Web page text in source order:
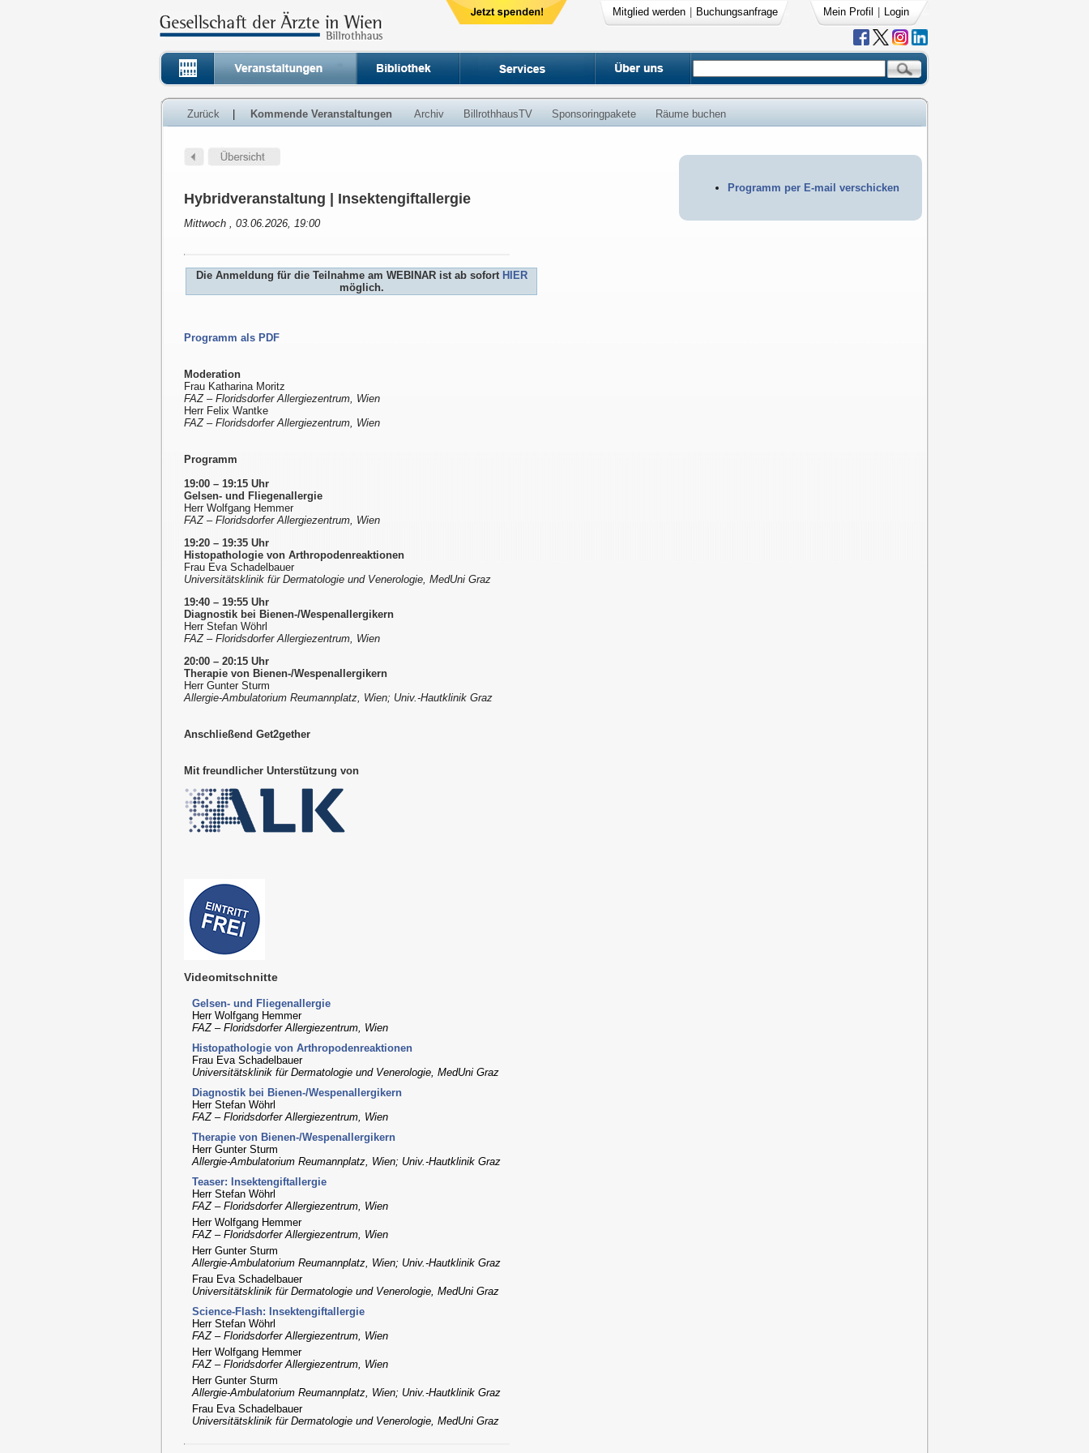
Mitglied werden Buchungsanfrage Mein Profil Login
Zurück Kommende Veranstaltungen Archiv BillrothhausTV Sponsoringpakete Räume buchen
Programm per E-mail verschicken
Hybridveranstaltung | Insektengiftallergie
Mittwoch , 03.06.2026, 19:00
Die Anmeldung für die Teilnahme am WEBINAR ist ab sofort HIER
möglich.
Programm als PDF
Moderation
Frau Katharina Moritz
FAZ – Floridsdorfer Allergiezentrum, Wien
Herr Felix Wantke
FAZ – Floridsdorfer Allergiezentrum, Wien
Programm
19:00 – 19:15 Uhr
Gelsen- und Fliegenallergie
Herr Wolfgang Hemmer
FAZ – Floridsdorfer Allergiezentrum, Wien
19:20 – 19:35 Uhr
Histopathologie von Arthropodenreaktionen
Frau Eva Schadelbauer
Universitätsklinik für Dermatologie und Venerologie, MedUni Graz
19:40 – 19:55 Uhr
Diagnostik bei Bienen-/Wespenallergikern
Herr Stefan Wöhrl
FAZ – Floridsdorfer Allergiezentrum, Wien
20:00 – 20:15 Uhr
Therapie von Bienen-/Wespenallergikern
Herr Gunter Sturm
Allergie-Ambulatorium Reumannplatz, Wien; Univ.-Hautklinik Graz
Anschließend Get2gether
Mit freundlicher Unterstützung von
Videomitschnitte
Gelsen- und Fliegenallergie
Herr Wolfgang Hemmer
FAZ – Floridsdorfer Allergiezentrum, Wien
Histopathologie von Arthropodenreaktionen
Frau Eva Schadelbauer
Universitätsklinik für Dermatologie und Venerologie, MedUni Graz
Diagnostik bei Bienen-/Wespenallergikern
Herr Stefan Wöhrl
FAZ – Floridsdorfer Allergiezentrum, Wien
Therapie von Bienen-/Wespenallergikern
Herr Gunter Sturm
Allergie-Ambulatorium Reumannplatz, Wien; Univ.-Hautklinik Graz
Teaser: Insektengiftallergie
Herr Stefan Wöhrl
FAZ – Floridsdorfer Allergiezentrum, Wien
Herr Wolfgang Hemmer
FAZ – Floridsdorfer Allergiezentrum, Wien
Herr Gunter Sturm
Allergie-Ambulatorium Reumannplatz, Wien; Univ.-Hautklinik Graz
Frau Eva Schadelbauer
Universitätsklinik für Dermatologie und Venerologie, MedUni Graz
Science-Flash: Insektengiftallergie
Herr Stefan Wöhrl
FAZ – Floridsdorfer Allergiezentrum, Wien
Herr Wolfgang Hemmer
FAZ – Floridsdorfer Allergiezentrum, Wien
Herr Gunter Sturm
Allergie-Ambulatorium Reumannplatz, Wien; Univ.-Hautklinik Graz
Frau Eva Schadelbauer
Universitätsklinik für Dermatologie und Venerologie, MedUni Graz